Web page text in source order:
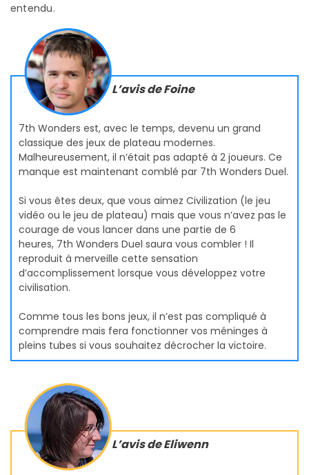
entendu.
L’avis de Foine
7th Wonders est, avec le temps, devenu un grand
classique des jeux de plateau modernes.
Malheureusement, il n’était pas adapté à 2 joueurs. Ce
manque est maintenant comblé par 7th Wonders Duel.
Si vous êtes deux, que vous aimez Civilization (le jeu
vidéo ou le jeu de plateau) mais que vous n’avez pas le
courage de vous lancer dans une partie de 6
heures, 7th Wonders Duel saura vous combler ! Il
reproduit à merveille cette sensation
d’accomplissement lorsque vous développez votre
civilisation.
Comme tous les bons jeux, il n’est pas compliqué à
comprendre mais fera fonctionner vos méninges à
pleins tubes si vous souhaitez décrocher la victoire.
L’avis de Eliwenn